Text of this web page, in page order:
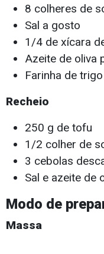
8 colheres de
Sal a gosto
1/4 de xícara
Azeite de oliva
Farinha de
Recheio
250 g de tofu
1/2 colher de
3 cebolas
Sal e azeite de
Modo de
Massa